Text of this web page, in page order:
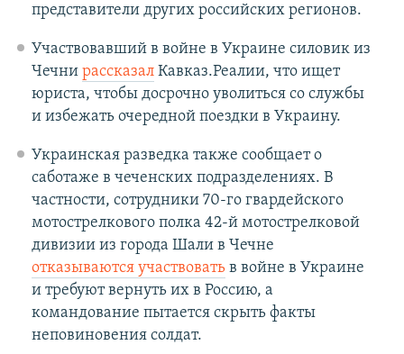
представители других российских регионов.
Участвовавший в войне в Украине силовик из
Чечни рассказалКавказ.Реалии, что ищет
юриста, чтобы досрочно уволиться со службы
и избежать очередной поездки в Украину.
Украинская разведка также сообщает о
саботаже в чеченских подразделениях. В
частности, сотрудники 70-го гвардейского
мотострелкового полка 42-й мотострелковой
дивизии из города Шали в Чечне
отказываются участвоватьв войне в Украине
и требуют вернуть их в Россию, а
командование пытается скрыть факты
неповиновения солдат.